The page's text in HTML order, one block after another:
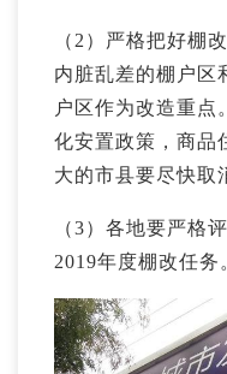
（2）严格把好棚
内脏乱差的棚户区
户区作为改造重点
化安置政策，商品
大的市县要尽快取
（3）各地要严格
2019年度棚改任务